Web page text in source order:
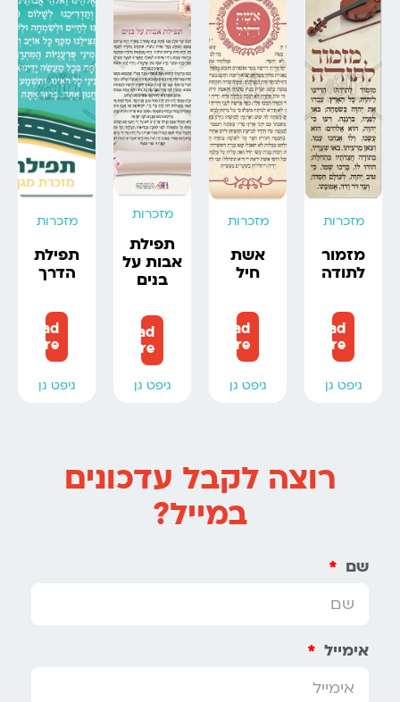
מזכרות
מזמור
לתודה
Read
more
גיפט גן
מזכרות
אשת
חיל
Read
more
גיפט גן
מזכרות
תפילת
אבות על
בנים
Read
more
גיפט גן
מזכרות
תפילת
הדרך
Read
more
גיפט גן
רוצה לקבל עדכונים
במייל?
שם
אימייל